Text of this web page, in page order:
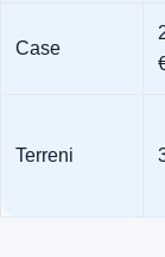
Case
Terreni